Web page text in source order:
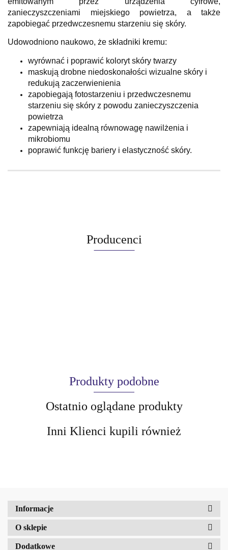
zanieczyszczeniami miejskiego powietrza, a także
zapobiegać przedwczesnemu starzeniu się skóry.
Udowodniono naukowo, że składniki kremu:
wyrównać i poprawić koloryt skóry twarzy
maskują drobne niedoskonałości wizualne skóry i
redukują zaczerwienienia
zapobiegają fotostarzeniu i przedwczesnemu
starzeniu się skóry z powodu zanieczyszczenia
powietrza
zapewniają idealną równowagę nawilżenia i
mikrobiomu
poprawić funkcję bariery i elastyczność skóry.
Producenci
Produkty podobne
Ostatnio oglądane produkty
Inni Klienci kupili również
Informacje
O sklepie
Dodatkowe